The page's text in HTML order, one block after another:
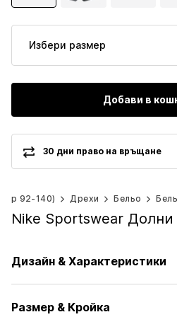
Избери размер
Добави в
30 дни право на връщане
92-140) Дрехи Бельо
Nike Sportswear
Дизайн & Характеристики
Жарсе
Размер & Кройка